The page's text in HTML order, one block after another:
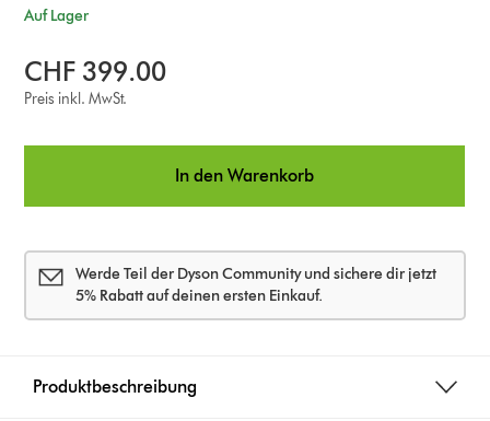
Auf Lager
CHF 399.00
Preis inkl. MwSt.
In den Warenkorb
Werde Teil der Dyson Community und sichere dir jetzt
5% Rabatt auf deinen ersten Einkauf.
Produktbeschreibung